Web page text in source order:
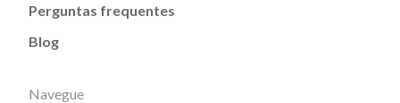
Perguntas frequentes
Blog
Navegue